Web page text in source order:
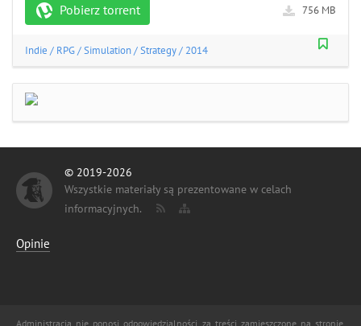
Pobierz torrent 756 MB
Indie / RPG/Simulation/Strategy/ 2014
© 2019-2026
Wszystkie materiały są prezentowane w celach
informacyjnych.
Opinie
Administracja nie ponosi odpowiedzialności za treści zamieszczone na stronie,